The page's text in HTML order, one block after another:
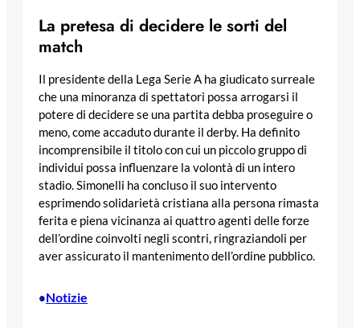
La pretesa di decidere le sorti del
match
Il presidente della Lega Serie A ha giudicato surreale
che una minoranza di spettatori possa arrogarsi il
potere di decidere se una partita debba proseguire o
meno, come accaduto durante il derby. Ha definito
incomprensibile il titolo con cui un piccolo gruppo di
individui possa influenzare la volontà di un intero
stadio. Simonelli ha concluso il suo intervento
esprimendo solidarietà cristiana alla persona rimasta
ferita e piena vicinanza ai quattro agenti delle forze
dell’ordine coinvolti negli scontri, ringraziandoli per
aver assicurato il mantenimento dell’ordine pubblico.
•Notizie